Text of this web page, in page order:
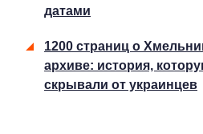
датами
1200 страниц о
архиве: история,
скрывали от украинцев